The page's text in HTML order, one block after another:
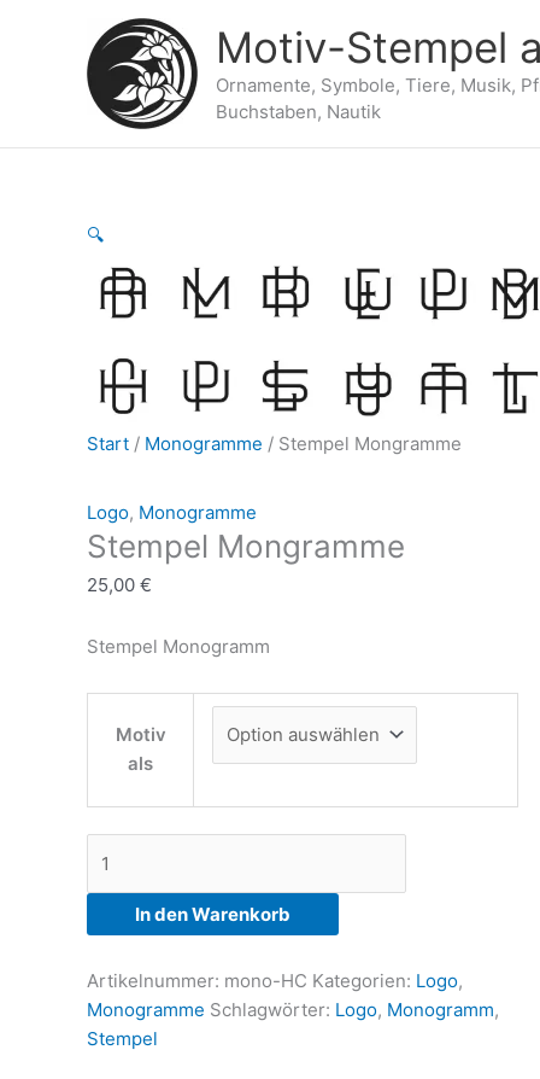
Motiv-Stempel
Ornamente, Symbole, Tiere, Musik,
Buchstaben, Nautik
🔍
Start / Monogramme / Stempel Mongramme
Logo, Monogramme
Stempel Mongramme
25,00 €
Stempel Monogramm
Motiv
als
Mongramme
MengeIn den Warenkorb
Artikelnummer: mono-HC Kategorien: Logo,
Monogramme Schlagwörter: Logo, Monogramm,
Stempel